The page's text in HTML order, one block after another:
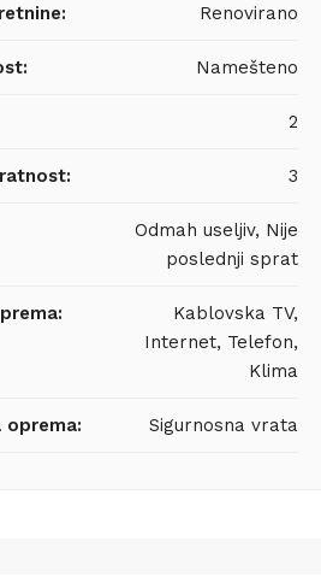
Renovirano
Namešteno
2
3
Odmah useljiv, Nije
poslednji sprat
Kablovska TV,
Internet, Telefon,
Klima
oprema: Sigurnosna vrata